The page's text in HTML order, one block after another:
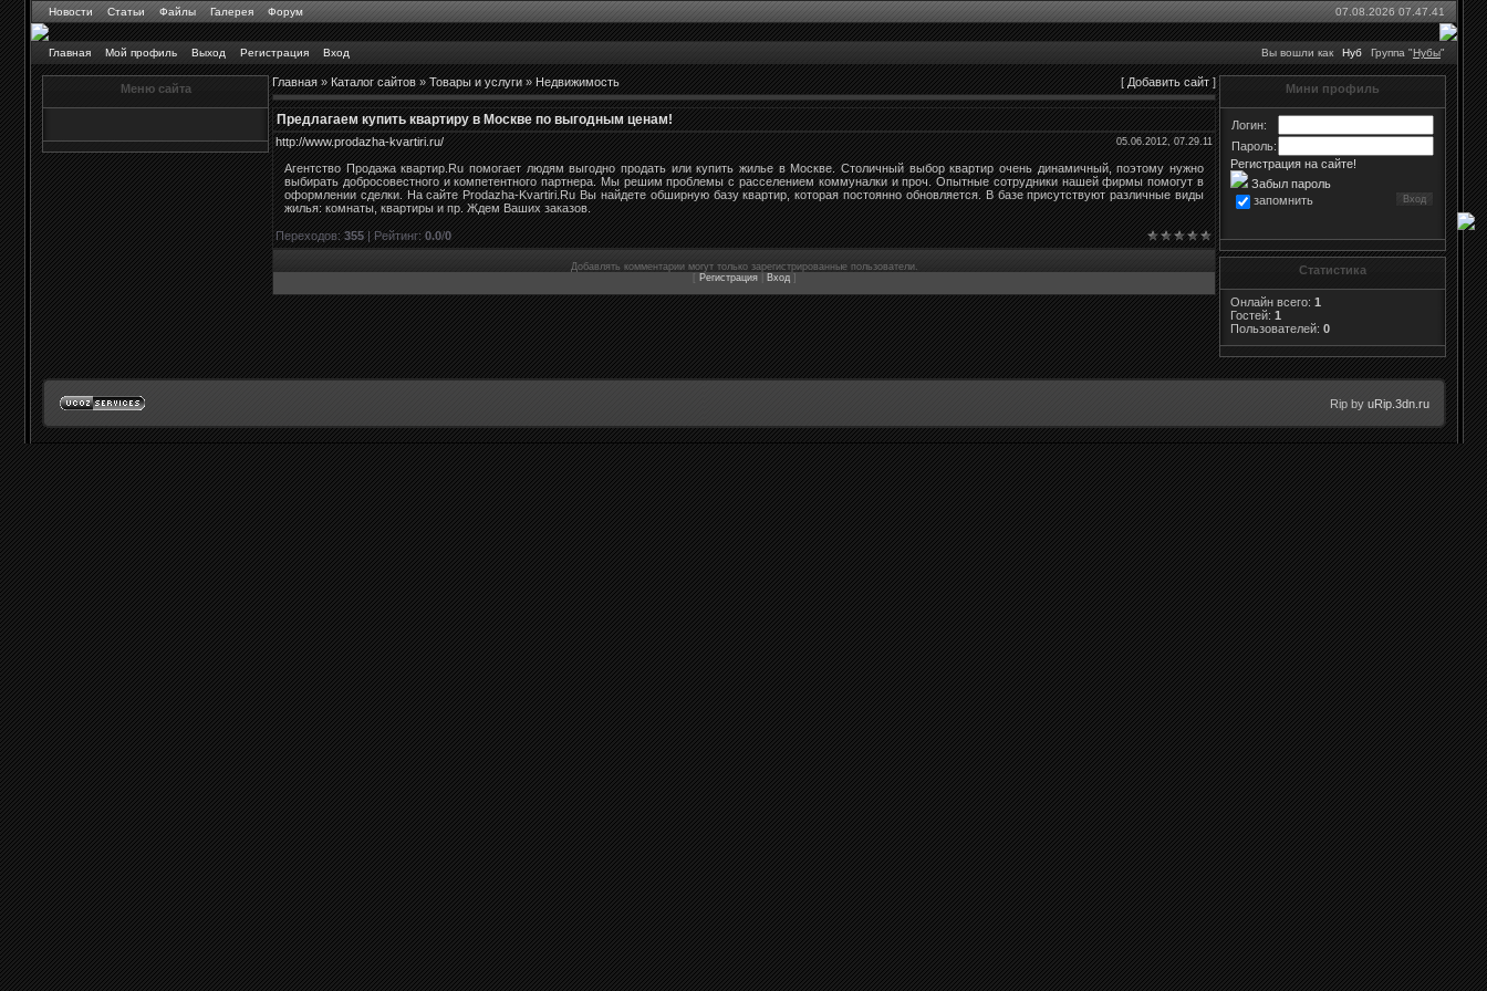
Новости Статьи Файлы Галерея Форум 07.08.2026 07.47.41
Главная Мой профиль Выход Регистрация Вход Вы вошли как Нуб Группа "Нубы"
Меню сайта Главная»Каталог сайтов»Товары и услуги»Недвижимость [Добавить сайт]
Предлагаем купить квартиру в Москве по выгодным ценам!
http://www.prodazha-kvartiri.ru/ 05.06.2012, 07.29.11
Агентство Продажа квартир.Ru помогает людям выгодно продать или купить жилье в Москве. Столичный выбор квартир очень динамичный, поэтому нужно
выбирать добросовестного и компетентного партнера. Мы решим проблемы с расселением коммуналки и проч. Опытные сотрудники нашей фирмы помогут в
оформлении сделки. На сайте Prodazha-Kvartiri.Ru Вы найдете обширную базу квартир, которая постоянно обновляется. В базе присутствуют различные виды
жилья: комнаты, квартиры и пр. Ждем Ваших заказов.
Переходов:355|Рейтинг:0.0/0
Добавлять комментарии могут только зарегистрированные пользователи.
Регистрация| Вход]
Мини профиль
Логин:
Пароль:
Регистрация на сайте!
Забыл пароль
запомнить
Статистика
Онлайн всего: 1
Гостей: 1
Пользователей: 0
Rip by uRip.3dn.ru